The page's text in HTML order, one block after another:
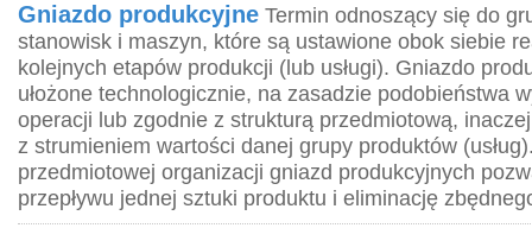
Gniazdo produkcyjne Termin odnoszący się do
stanowisk i maszyn, które są ustawione obok siebie
kolejnych etapów produkcji (lub usługi). Gniazdo
ułożone technologicznie, na zasadzie podobieństwa
operacji lub zgodnie z strukturą przedmiotową,
z strumieniem wartości danej grupy produktów
przedmiotowej organizacji gniazd produkcyjnych
przepływu jednej sztuki produktu i eliminację